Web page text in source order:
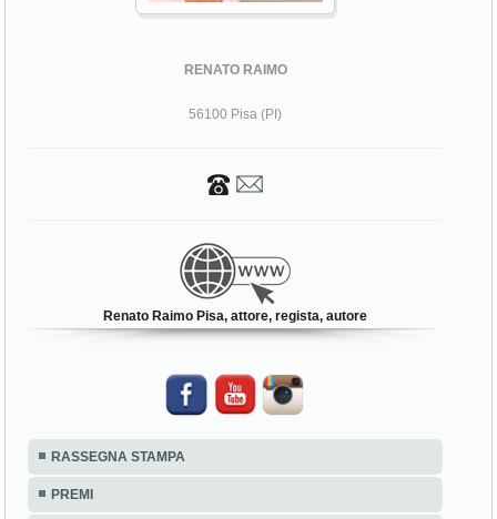
RENATO RAIMO
56100 Pisa (PI)
Renato Raimo Pisa, attore, regista, autore
RASSEGNA STAMPA
PREMI